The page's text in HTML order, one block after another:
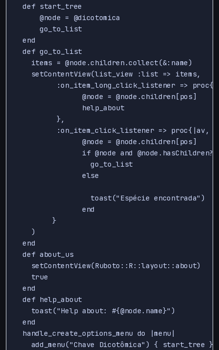
  def start_tree
      @node = @dicotomica
      go_to_list
  end
  def go_to_list
    items = @node.children.collect(&:name)
    setContentView(list_view :list => items,
:on_item_long_click_listener =>
                @node = @node.children[pos]
                help_about
          },
:on_item_click_listener => proc{|av,
                @node = @node.children[pos]
                if @node and @node.hasChildren?
                  go_to_list
                else
                  toast("Espécie encontrada")
                end
         }
    )
  end
  def about_us
    setContentView(Ruboto::R::layout::about)
    true
  end
  def help_about
    toast("Help about: #{@node.name}")
  end
  handle_create_options_menu do |menu|
    add_menu("Chave Dicotômica") { start_tree }